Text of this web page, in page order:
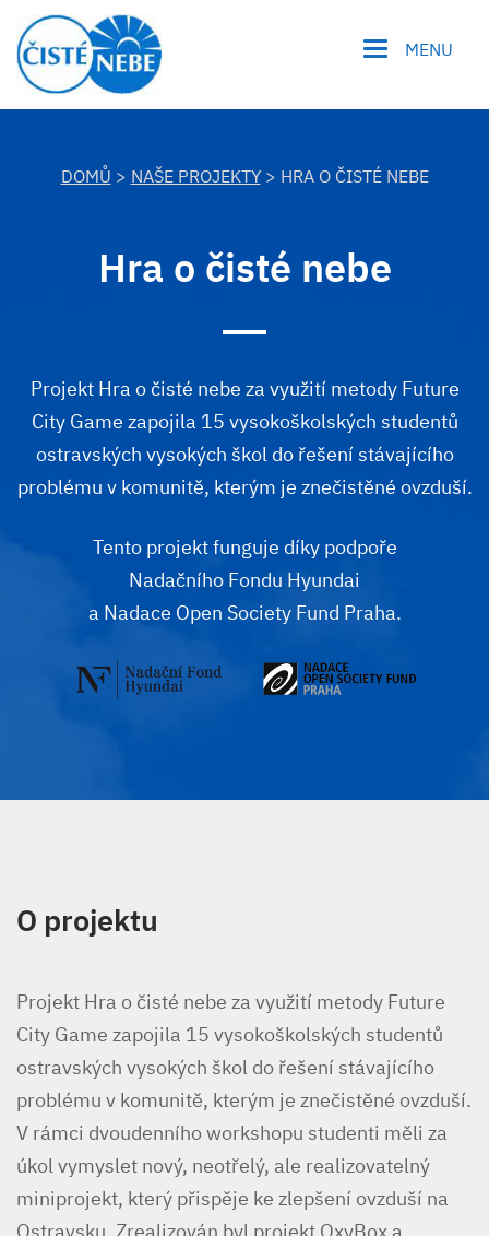
MENU
DOMŮ > NAŠE PROJEKTY> HRA O ČISTÉ NEBE
Hra o čisté nebe
Projekt Hra o čisté nebe za využití metody Future
City Game zapojila 15 vysokoškolských studentů
ostravských vysokých škol do řešení stávajícího
problému v komunitě, kterým je znečistěné ovzduší.
Tento projekt funguje díky podpoře
Nadačního Fondu Hyundai
a Nadace Open Society Fund Praha.
O projektu
Projekt Hra o čisté nebe za využití metody Future
City Game zapojila 15 vysokoškolských studentů
ostravských vysokých škol do řešení stávajícího
problému v komunitě, kterým je znečistěné ovzduší.
V rámci dvoudenního workshopu studenti měli za
úkol vymyslet nový, neotřelý, ale realizovatelný
miniprojekt, který přispěje ke zlepšení ovzduší na
Ostravsku. Zrealizován byl projekt OxyBox a